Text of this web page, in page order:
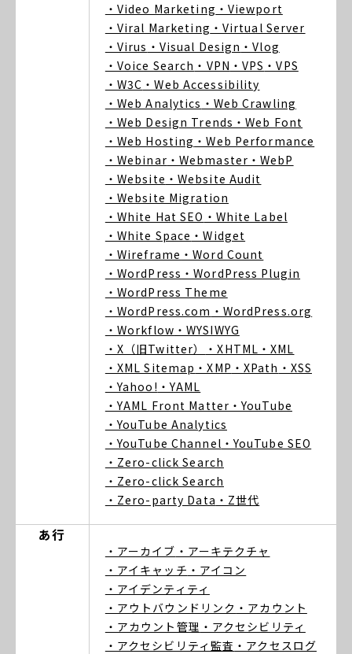
・Video Marketing ・Viewport
・Viral Marketing ・Virtual Server
・Virus ・Visual Design ・Vlog
・Voice Search ・VPN ・VPS ・VPS
・W3C ・Web Accessibility
・Web Analytics ・Web Crawling
・Web Design Trends ・Web Font
・Web Hosting ・Web Performance
・Webinar ・Webmaster ・WebP
・Website ・Website Audit
・Website Migration
・White Hat SEO ・White Label
・White Space ・Widget
・Wireframe ・Word Count
・WordPress ・WordPress Plugin
・WordPress Theme
・WordPress.com ・WordPress.org
・Workflow ・WYSIWYG
・X（旧Twitter）
・XHTML ・XML
・XML Sitemap ・XMP ・XPath ・XSS
・Yahoo! ・YAML
・YAML Front Matter ・YouTube
・YouTube Analytics
・YouTube Channel ・YouTube SEO
・Zero-click Search
・Zero-click Search
・Zero-party Data ・Z世代
あ行
・アーカイブ ・アーキテクチャ
・アイキャッチ ・アイコン
・アイデンティティ
・アウトバウンドリンク ・アカウント
・アカウント管理 ・アクセシビリティ
・アクセシビリティ監査 ・アクセスログ